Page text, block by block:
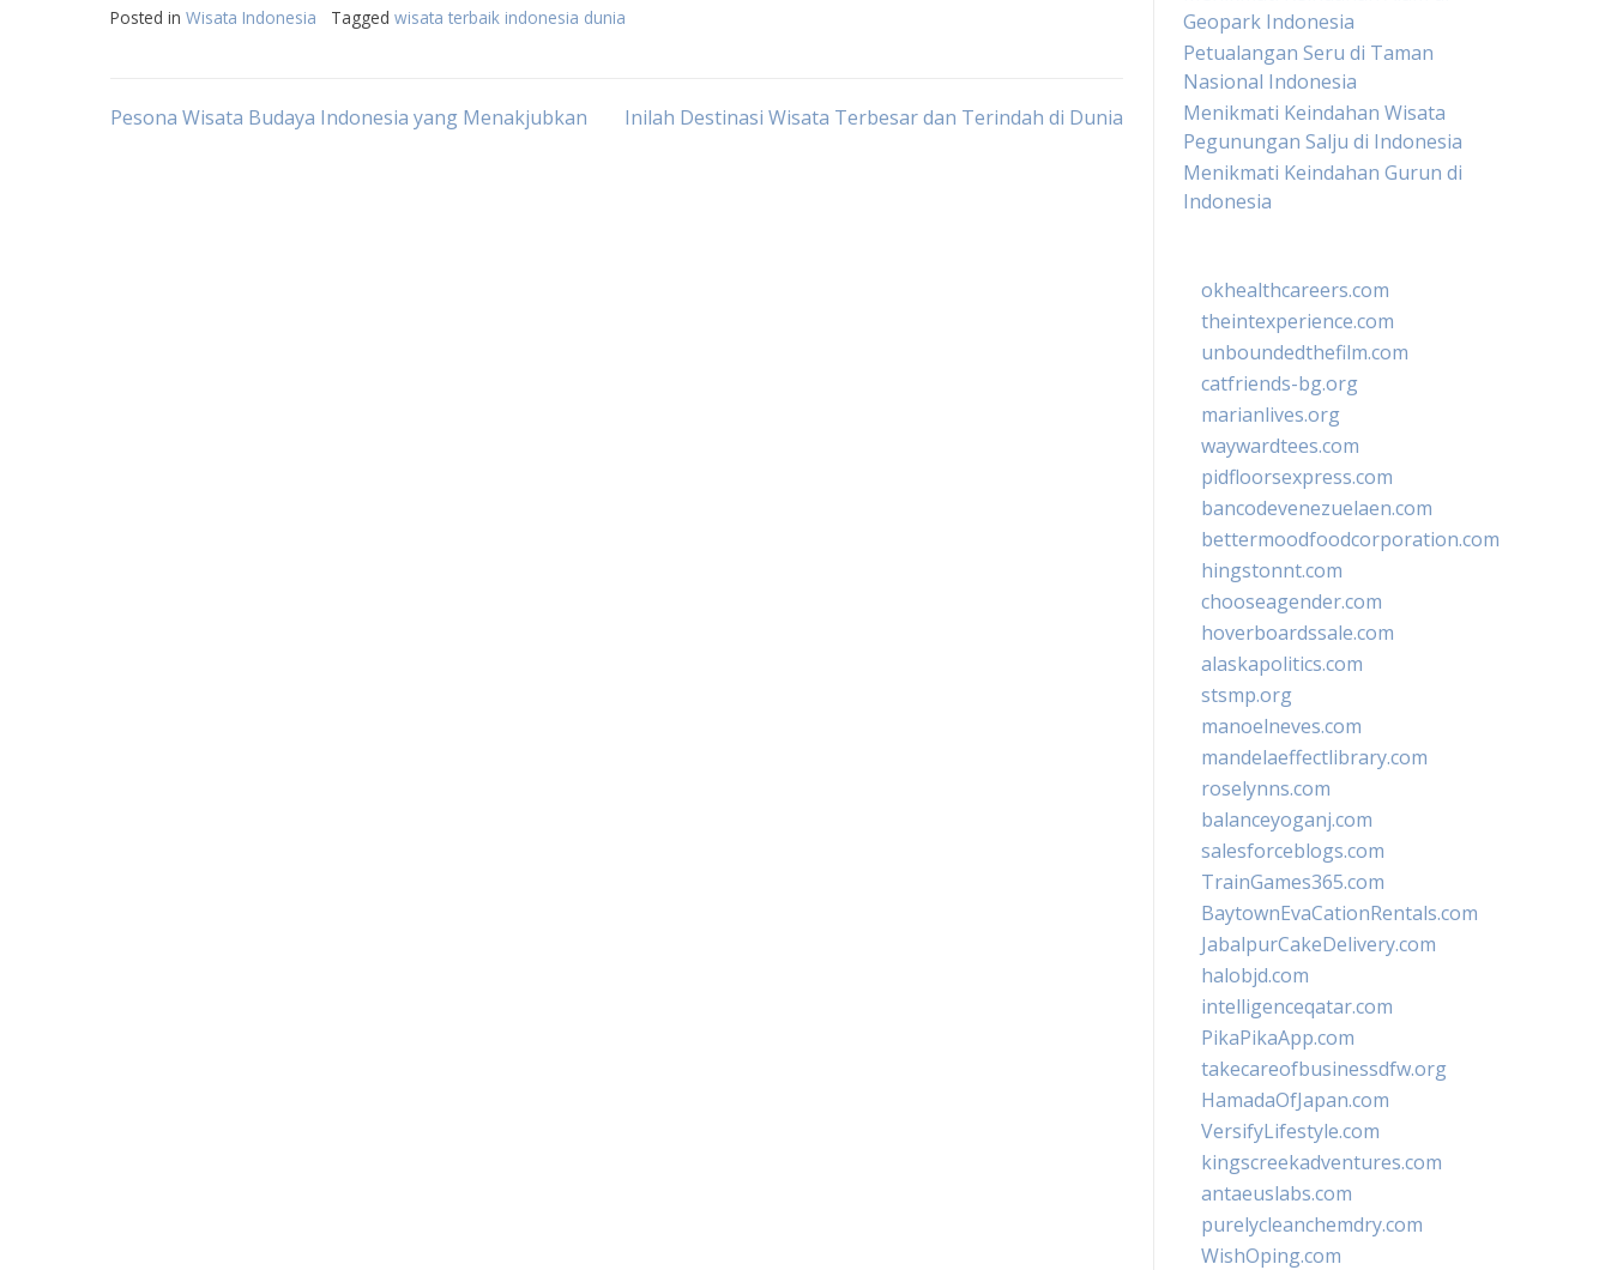
Posted in Wisata Indonesia Tagged wisata terbaik indonesia dunia
Post
Pesona Wisata Budaya Indonesia yang Menakjubkan Inilah Destinasi Wisata Terbesar dan Terindah di Dunia
Geopark Indonesia
Petualangan Seru di Taman
Nasional Indonesia
Menikmati Keindahan Wisata
Pegunungan Salju di Indonesia
Menikmati Keindahan Gurun di
Indonesia
okhealthcareers.com
theintexperience.com
unboundedthefilm.com
catfriends-bg.org
marianlives.org
waywardtees.com
pidfloorsexpress.com
bancodevenezuelaen.com
bettermoodfoodcorporation.com
hingstonnt.com
chooseagender.com
hoverboardssale.com
alaskapolitics.com
stsmp.org
manoelneves.com
mandelaeffectlibrary.com
roselynns.com
balanceyoganj.com
salesforceblogs.com
TrainGames365.com
BaytownEvaCationRentals.com
JabalpurCakeDelivery.com
halobjd.com
intelligenceqatar.com
PikaPikaApp.com
takecareofbusinessdfw.org
HamadaOfJapan.com
VersifyLifestyle.com
kingscreekadventures.com
antaeuslabs.com
purelycleanchemdry.com
WishOping.com